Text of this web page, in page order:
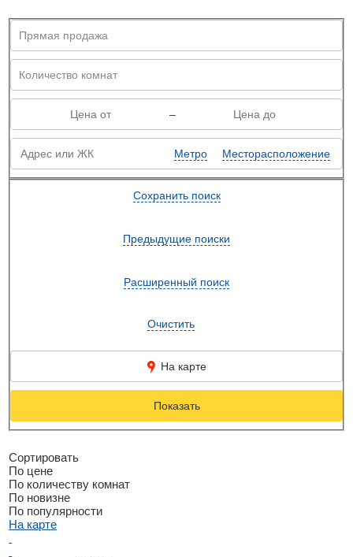
–
Метро Месторасположение
Сохранить поиск
Предыдущие поиски
Расширенный поиск
Очистить
На карте
Показать
Сортировать
По цене
По количеству комнат
По новизне
По популярности
На карте